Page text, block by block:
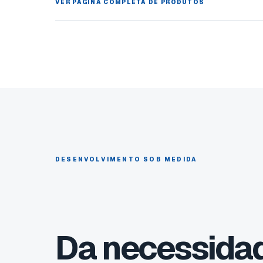
VER PÁGINA COMPLETA DE PRODUTOS
DESENVOLVIMENTO SOB MEDIDA
Da